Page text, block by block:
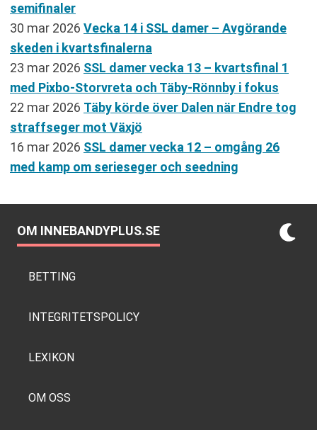
semifinaler
30 mar 2026 Vecka 14 i SSL damer – Avgörande
skeden i kvartsfinalerna
23 mar 2026 SSL damer vecka 13 – kvartsfinal 1
med Pixbo-Storvreta och Täby-Rönnby i fokus
22 mar 2026 Täby körde över Dalen när Endre tog
straffseger mot Växjö
16 mar 2026 SSL damer vecka 12 – omgång 26
med kamp om serieseger och seedning
OM INNEBANDYPLUS.SE
BETTING
INTEGRITETSPOLICY
LEXIKON
OM OSS